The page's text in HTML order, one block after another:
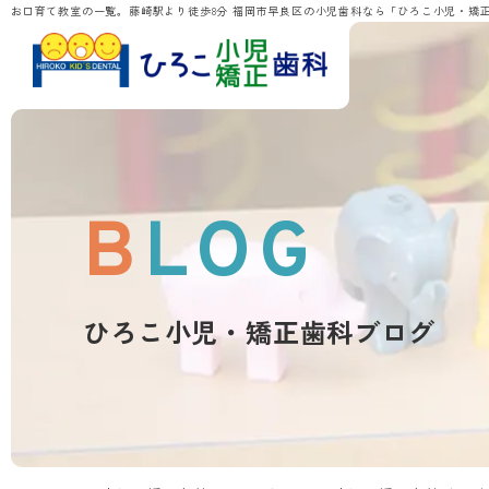
お口育て教室の一覧。藤崎駅より徒歩8分 福岡市早良区の小児歯科なら「ひろこ小児・矯
BLOG
ひろこ小児・矯正歯科ブログ